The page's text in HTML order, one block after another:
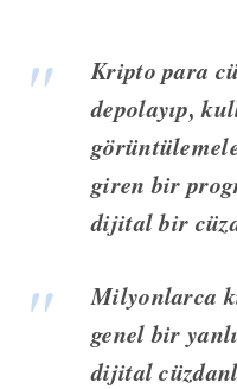
Kripto para
depolayıp,
giren bir
dijital bir
Milyonlarca
genel bir
dijital